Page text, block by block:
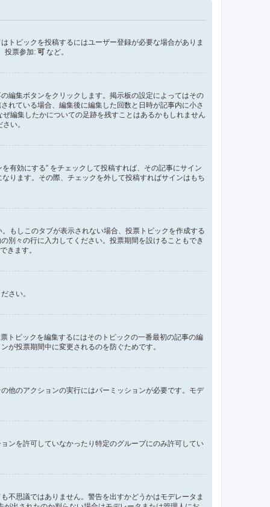
トピックを投稿するにはユーザー登録が必要な場合がありま
投票参加: 可 など。
編集ボタンをクリックします。掲示板の設定によってはその
れている場合、編集後に編集した回数と日時が記事内に小さ
編集したかについての足跡を残すことはあるかもしれません
い。
有効にする” をチェックして投稿すれば、その記事にサイン
ります。その際、チェックを外して投稿すればサインはもち
もしこのタブが表示されない場合、投票トピックを作成する
別々の行に入力してください。投票期間を設けることもでき
きます。
さい。
トピックを編集するにはそのトピックの一番最初の記事の編
が投票期間中に変更されるのを防ぐためです。
他のアクションの実行にはパーミッションが必要です。モデ
ンを許可していなかったり特定のグループにのみ許可してい
不思議ではありません。警告を出すかどうかはモデレータま